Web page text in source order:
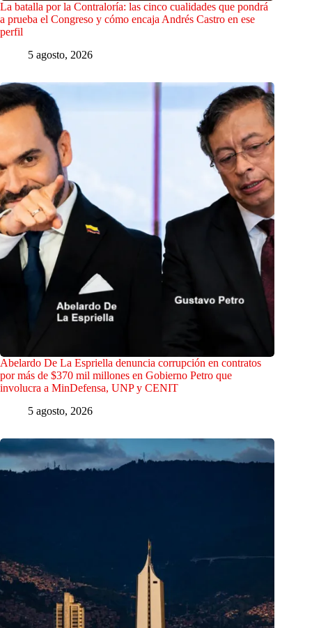
La batalla por la Contraloría: las cinco cualidades que pondrá
a prueba el Congreso y cómo encaja Andrés Castro en ese
perfil
5 agosto, 2026
Abelardo De La Espriella denuncia corrupción en contratos
por más de $370 mil millones en Gobierno Petro que
involucra a MinDefensa, UNP y CENIT
5 agosto, 2026